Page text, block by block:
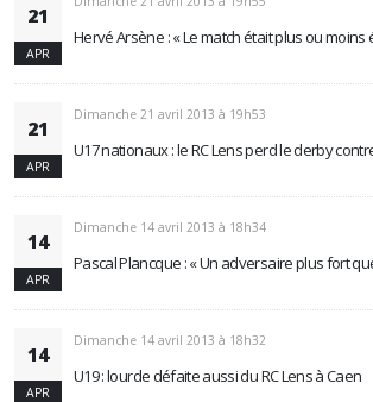
21
APR
Hervé Arsène : « Le match était plus ou moins
21
APR
Dimanche 21 avril 2013 à 19h53
U17 nationaux : le RC Lens perd le derby
14
APR
Dimanche 14 avril 2013 à 18h34
Pascal Plancque : « Un adversaire plus fort
14
APR
Dimanche 14 avril 2013 à 18h32
U19 : lourde défaite aussi du RC Lens à Caen